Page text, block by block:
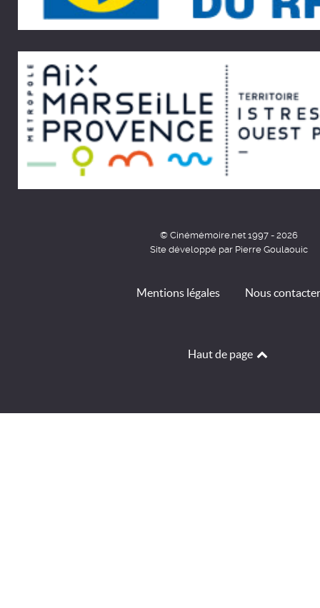
© Cinémémoire.net 1997 - 2026
Site développé par Pierre Goulaouic
Mentions légales Nous contacter
Haut de page